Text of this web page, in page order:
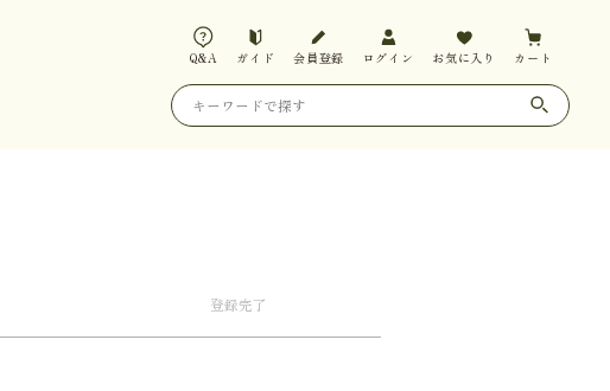
Q&A ガイド 会員登録 ログイン お気に入り カート
登録完了